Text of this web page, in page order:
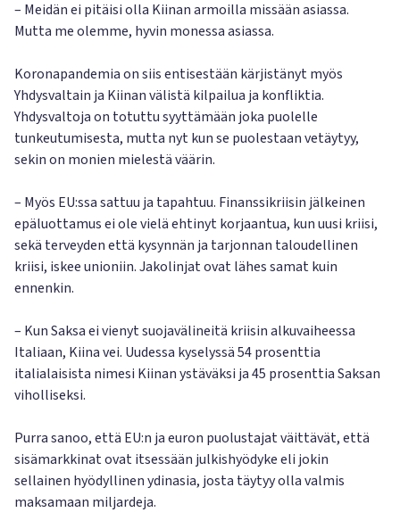
– Meidän ei pitäisi olla Kiinan armoilla missään asiassa.
Mutta me olemme, hyvin monessa asiassa.
Koronapandemia on siis entisestään kärjistänyt myös
Yhdysvaltain ja Kiinan välistä kilpailua ja konfliktia.
Yhdysvaltoja on totuttu syyttämään joka puolelle
tunkeutumisesta, mutta nyt kun se puolestaan vetäytyy,
sekin on monien mielestä väärin.
– Myös EU:ssa sattuu ja tapahtuu. Finanssikriisin jälkeinen
epäluottamus ei ole vielä ehtinyt korjaantua, kun uusi kriisi,
sekä terveyden että kysynnän ja tarjonnan taloudellinen
kriisi, iskee unioniin. Jakolinjat ovat lähes samat kuin
ennenkin.
– Kun Saksa ei vienyt suojavälineitä kriisin alkuvaiheessa
Italiaan, Kiina vei. Uudessa kyselyssä 54 prosenttia
italialaisista nimesi Kiinan ystäväksi ja 45 prosenttia Saksan
viholliseksi.
Purra sanoo, että EU:n ja euron puolustajat väittävät, että
sisämarkkinat ovat itsessään julkishyödyke eli jokin
sellainen hyödyllinen ydinasia, josta täytyy olla valmis
maksamaan miljardeja.